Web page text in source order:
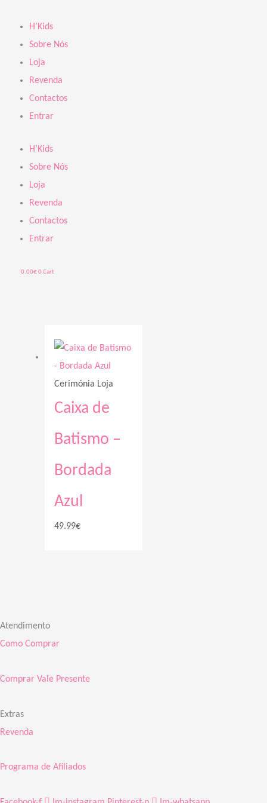
content
H’Kids
Sobre Nós
Loja
Revenda
Contactos
Entrar
H’Kids
Sobre Nós
Loja
Revenda
Contactos
Entrar
0.00€ 0Cart
Cerimónia Loja
Caixa de
Batismo –
Bordada
Azul
49.99€
Atendimento
Como Comprar
Comprar Vale Presente
Extras
Revenda
Programa de Afiliados